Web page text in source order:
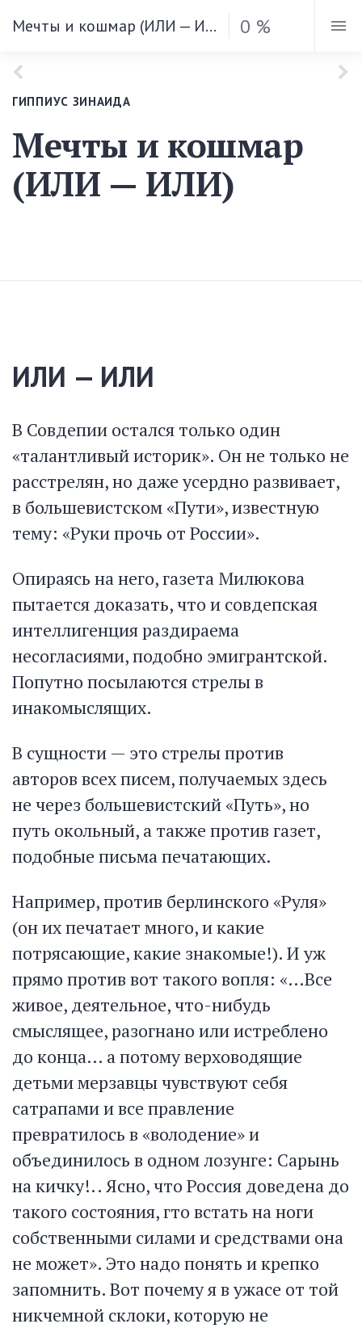
Мечты и кошмар (ИЛИ — ИЛИ) 0 %
ГИППИУС ЗИНАИДА
Мечты и кошмар
(ИЛИ — ИЛИ)
ИЛИ — ИЛИ
В Совдепии остался только один
«талантливый историк». Он не только не
расстрелян, но даже усердно развивает,
в большевистском «Пути», известную
тему: «Руки прочь от России».
Опираясь на него, газета Милюкова
пытается доказать, что и совдепская
интеллигенция раздираема
несогласиями, подобно эмигрантской.
Попутно посылаются стрелы в
инакомыслящих.
В сущности — это стрелы против
авторов всех писем, получаемых здесь
не через большевистский «Путь», но
путь окольный, а также против газет,
подобные письма печатающих.
Например, против берлинского «Руля»
(он их печатает много, и какие
потрясающие, какие знакомые!). И уж
прямо против вот такого вопля: «…Все
живое, деятельное, что-нибудь
смыслящее, разогнано или истреблено
до конца… а потому верховодящие
детьми мерзавцы чувствуют себя
сатрапами и все правление
превратилось в «володение» и
объединилось в одном лозунге: Сарынь
на кичку!.. Ясно, что Россия доведена до
такого состояния, гто встать на ноги
собственными силами и средствами она
не может». Это надо понять и крепко
запомнить. Вот почему я в ужасе от той
никчемной склоки, которую не